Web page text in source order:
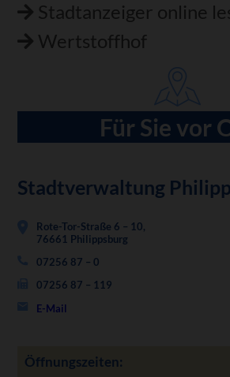
Stadtanzeiger online
Wertstoffhof
Für Sie vor
Stadtverwaltung
Rote-Tor-Straße 6 – 10,
76661 Philippsburg
07256 87 – 0
07256 87 – 119
E-Mail
Öffnungszeiten: